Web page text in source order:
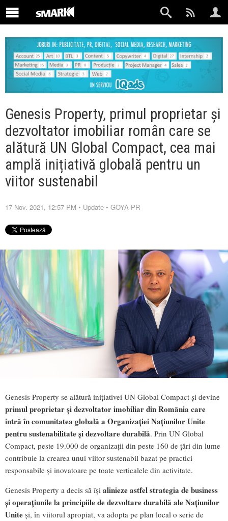
Genesis Property, primul proprietar și
dezvoltator imobiliar român care se
alătură UN Global Compact, cea mai
amplă inițiativă globală pentru un
viitor sustenabil
17 Nov. 2021, 12:57 PM • Update • GOYA PR
Genesis Property se alătură inițiativei UN Global Compact și devine
primul proprietar și dezvoltator imobiliar din România care
intră în comunitatea globală a Organizației Națiunilor Unite
pentru sustenabilitate și dezvoltare durabilă. Prin UN Global
Compact, peste 19.000 de organizații din peste 160 de țări din lume
contribuie la crearea unui viitor sustenabil bazat pe practici
responsabile și inovatoare pe toate verticalele din activitate.
Genesis Property a decis să își alinieze astfel strategia de business
și operațiunile la principiile de dezvoltare durabilă ale Națiunilor
Unite și, în viitorul apropiat, va adopta pe plan local o serie de